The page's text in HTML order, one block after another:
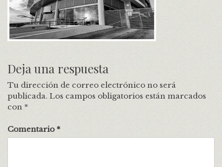
Deja una respuesta
Tu dirección de correo electrónico no será
publicada. Los campos obligatorios están marcados
con *
Comentario *